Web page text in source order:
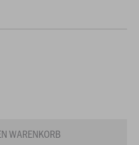
WARENKORB